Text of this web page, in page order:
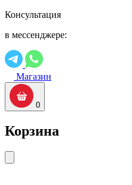
Консультация
в мессенджере:
Магазин
0
Корзина